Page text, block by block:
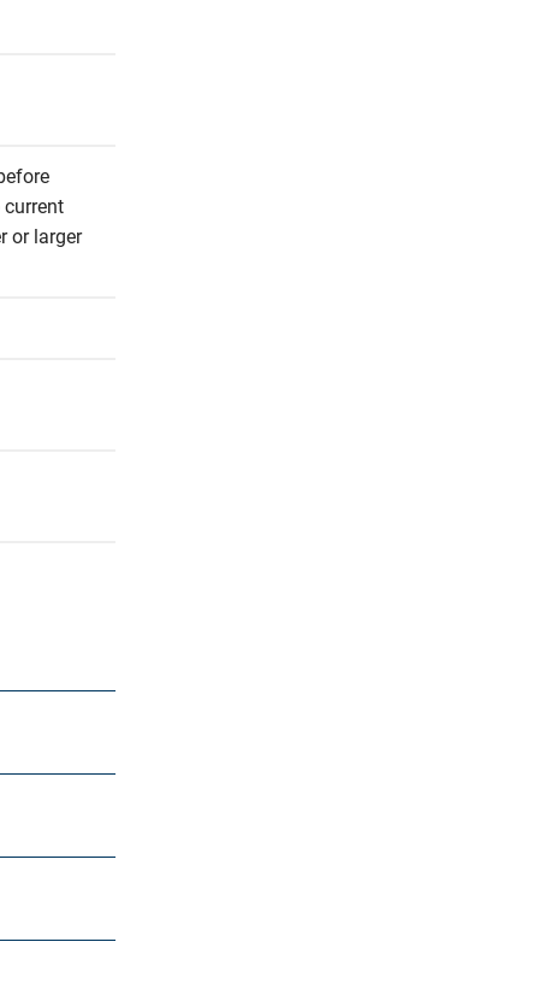
or larger